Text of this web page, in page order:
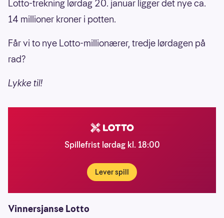
Lotto-trekning lørdag 20. januar ligger det nye ca.
14 millioner kroner i potten.
Får vi to nye Lotto-millionærer, tredje lørdagen på
rad?
Lykke til!
Spillefrist lørdag kl. 18:00
Lever spill
Vinnersjanse Lotto